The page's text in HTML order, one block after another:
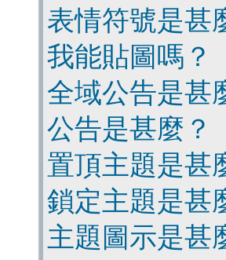
表情符號是甚
我能貼圖嗎？
全域公告是甚
公告是甚麼？
置頂主題是甚
鎖定主題是甚
主題圖示是甚